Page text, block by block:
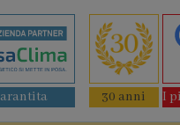
30 anni I